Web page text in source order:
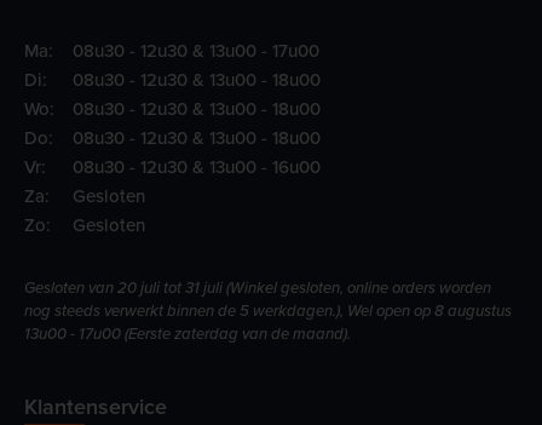
Ma:
08u30 - 12u30 & 13u00 - 17u00
Di:
08u30 - 12u30 & 13u00 - 18u00
Wo:
08u30 - 12u30 & 13u00 - 18u00
Do:
08u30 - 12u30 & 13u00 - 18u00
Vr:
08u30 - 12u30 & 13u00 - 16u00
Za:
Gesloten
Zo:
Gesloten
Gesloten van 20 juli tot 31 juli (Winkel gesloten, online orders worden
nog steeds verwerkt binnen de 5 werkdagen.), Wel open op 8 augustus
13u00 - 17u00 (Eerste zaterdag van de maand).
Klantenservice